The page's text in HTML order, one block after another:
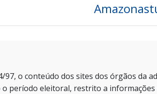
97, o conteúdo dos sites dos órgãos da
período eleitoral, restrito a informações